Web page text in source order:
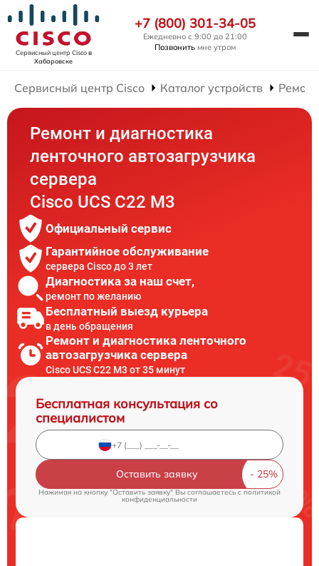
Сервисный центр Ciscoв
Хабаровске
+7 (800) 301-34-05
Ежедневно с 9:00 до 21:00
Позвонить мне утром
Сервисный центр Cisco Каталог устройств
Ремонт и диагностика
ленточного автозагрузчика
сервера
Cisco UCS C22 M3
Официальный сервис
Гарантийное обслуживание
сервера Cisco до 3 лет
Диагностика за наш счет,
ремонт по желанию
Бесплатный выезд курьера
в день обращения
Ремонт и диагностика ленточного
автозагрузчика сервера
Cisco UCS C22 M3 от 35 минут
Бесплатная консультация со
специалистом
Оставить заявку
Нажимая на кнопку "Оставить заявку" Вы соглашаетесь cполитикой
конфиденциальности